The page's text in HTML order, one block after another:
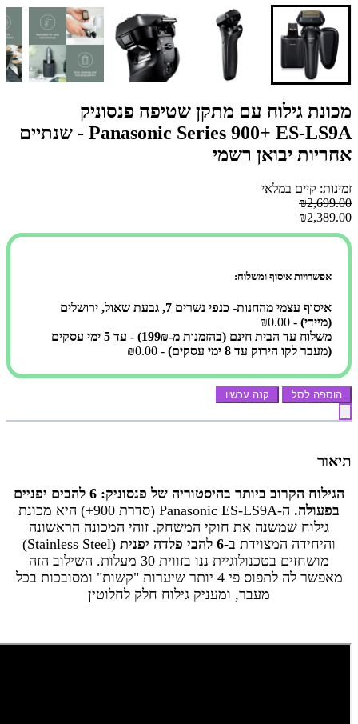
מכונת גילוח עם מתקן שטיפה פנסוניק
Panasonic Series 900+ ES-LS9A - שנתיים
אחריות יבואן רשמי
זמינות: קיים במלאי
₪2,699.00
₪2,389.00
אפשרויות איסוף ומשלוח:
איסוף עצמי מהחנות- כנפי נשרים 7, גבעת שאול, ירושלים
(מיידי) - ₪0.00
משלוח עד הבית חינם (בהזמנות מ-199₪) - עד 5 ימי עסקים
(מעבר לקו הירוק עד 8 ימי עסקים)
- ₪0.00
הוספה לסל קנה עכשיו
תיאור
הגילוח הקרוב ביותר בהיסטוריה של פנסוניק: 6 להבים יפניים
בפעולה.
ה-Panasonic ES-LS9A (סדרת 900+) היא מכונת
גילוח שמשנה את חוקי המשחק. זוהי המכונה הראשונה
והיחידה המצוידת ב-6 להבי פלדה יפנית
(Stainless Steel)
מושחזים בטכנולוגיית ננו בזווית 30 מעלות. השילוב הזה
מאפשר לה לתפוס פי 4 יותר שיערות "קשות" ומסובכות בכל
מעבר, ומעניק גילוח חלק לחלוטין